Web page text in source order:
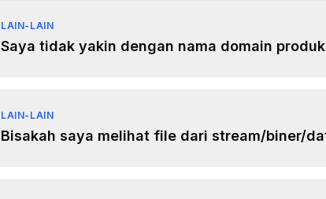
LAIN-LAIN
Saya tidak yakin dengan nama domain
LAIN-LAIN
Bisakah saya melihat file dari stream/biner/